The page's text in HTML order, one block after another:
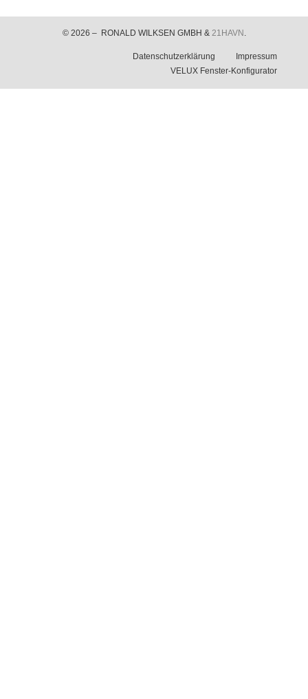
© 2026 – RONALD WILKSEN GMBH & 21HAVN .
Datenschutzerklärung
Impressum
VELUX Fenster-Konfigurator